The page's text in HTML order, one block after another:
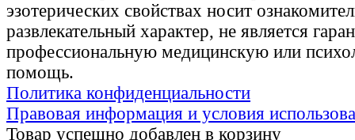
эзотерических свойствах носит
развлекательный характер, не является
профессиональную медицинскую или
помощь.
Политика конфиденциальности
Правовая информация и условия
Товар успешно добавлен в корзину